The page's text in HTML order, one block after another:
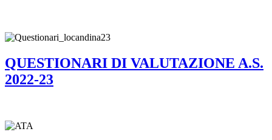
QUESTIONARI DI VALUTAZIONE A.S.
2022-23